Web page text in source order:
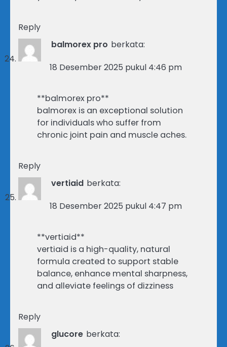
Reply
balmorex pro berkata:
18 Desember 2025 pukul 4:46 pm
**balmorex pro**
balmorex is an exceptional solution
for individuals who suffer from
chronic joint pain and muscle aches.
Reply
vertiaid berkata:
18 Desember 2025 pukul 4:47 pm
**vertiaid**
vertiaid is a high-quality, natural
formula created to support stable
balance, enhance mental sharpness,
and alleviate feelings of dizziness
Reply
glucore berkata: